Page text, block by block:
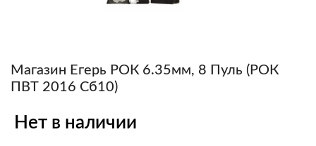
Магазин Егерь РОК 6.35мм, 8 Пуль (РОК
ПВТ 2016 Сб10)
Нет в наличии